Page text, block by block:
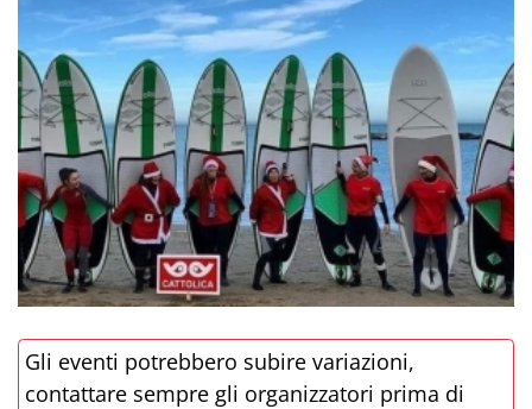
Gli eventi potrebbero subire variazioni,
contattare sempre gli organizzatori prima di